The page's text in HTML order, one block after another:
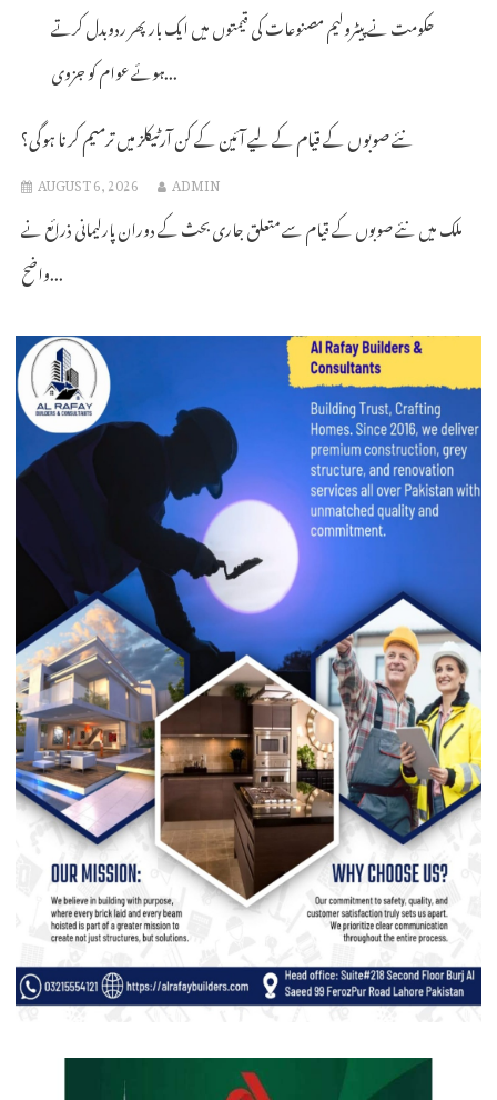
حکومت نے پیٹرولیم مصنوعات کی قیمتوں میں ایک بار پھر ردوبدل کرتے
ہوئے عوام کو جزوی...
نئے صوبوں کے قیام کے لیے آئین کے کن آرٹیکلز میں ترمیم کرنا ہوگی؟
AUGUST 6, 2026 ADMIN
ملک میں نئے صوبوں کے قیام سے متعلق جاری بحث کے دوران پارلیمانی ذرائع نے
واضح...